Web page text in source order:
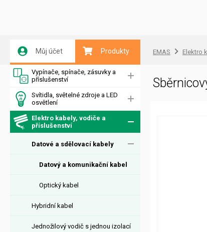
Můj účet Produkty
Vypínače, spínače, zásuvky a
příslušenství
Svítidla, světelné zdroje a LED
osvětlení
Elektro kabely, vodiče a
příslušenství
Datové a sdělovací kabely
Datový a komunikační kabel
Optický kabel
Hybridní kabel
Jednožilový vodič s jednou izolací
EMAS Elektro